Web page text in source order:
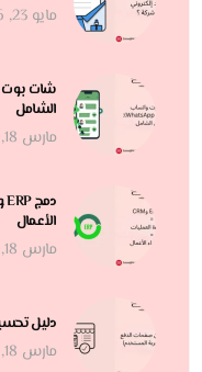
مايو 23, 2026
الشامل
مارس 18, 2026
الأعمال
مارس 18, 2026
دليل
مارس 18, 2026